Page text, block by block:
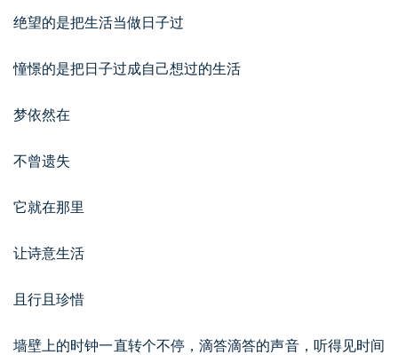
绝望的是把生活当做日子过
憧憬的是把日子过成自己想过的生活
梦依然在
不曾遗失
它就在那里
让诗意生活
且行且珍惜
墙壁上的时钟一直转个不停，滴答滴答的声音，听得见时间